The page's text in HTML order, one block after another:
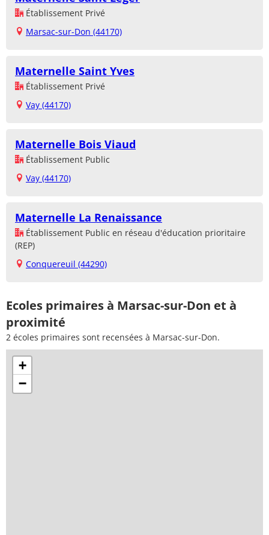
Établissement Privé
Marsac-sur-Don (44170)
Maternelle Saint Yves
Établissement Privé
Vay (44170)
Maternelle Bois Viaud
Établissement Public
Vay (44170)
Maternelle La Renaissance
Établissement Public en réseau d'éducation prioritaire
(REP)
Conquereuil (44290)
Ecoles primaires à Marsac-sur-Don et à
proximité
2 écoles primaires sont recensées à Marsac-sur-Don.
+
−